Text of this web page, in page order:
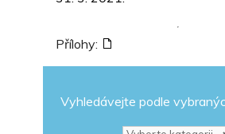
Přílohy:
Vyhledávejte podle